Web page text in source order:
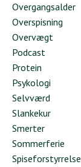
Overgangsalder
Overspisning
Overvægt
Podcast
Protein
Psykologi
Selvværd
Slankekur
Smerter
Sommerferie
Spiseforstyrrelse